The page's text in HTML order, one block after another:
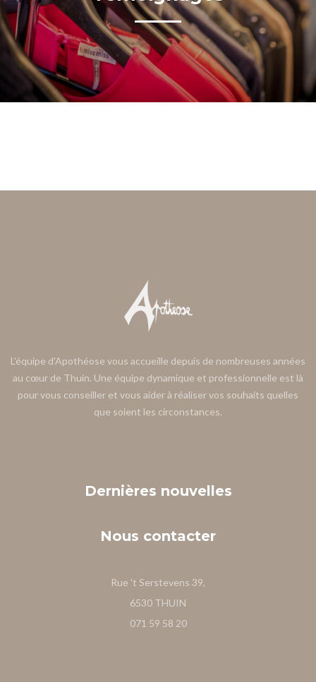
L'équipe d'Apothéose vous accueille depuis de nombreuses années
au cœur de Thuin. Une équipe dynamique et professionnelle est là
pour vous conseiller et vous aider à réaliser vos souhaits quelles
que soient les circonstances.
Dernières nouvelles
Nous contacter
Rue 't Serstevens 39,
6530 THUIN
071 59 58 20